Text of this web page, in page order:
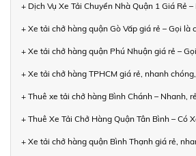
+ Dịch Vụ Xe Tải Chuyển Nhà Quận 1 Giá Rẻ
+ Xe tải chở hàng quận Gò Vấp giá rẻ – Gọi là
+ Xe tải chở hàng quận Phú Nhuận giá rẻ –
+ Xe tải chở hàng TPHCM giá rẻ, nhanh
+ Thuê xe tải chở hàng Bình Chánh – Nhanh,
+ Thuê Xe Tải Chở Hàng Quận Tân Bình – Có
+ Xe tải chở hàng quận Bình Thạnh giá rẻ,